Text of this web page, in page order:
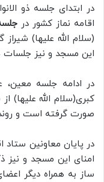
در ابتدای جلسه ذو
اقامه نماز کشور در
(سلام الله علیها)
این مسجد و نیز جلسات
در ادامه جلسه
کبری(سلام الله علیها)
صورت گرفته است و
در پایان معاونین
امنای این مسجد و
ساز به همراه دیگر